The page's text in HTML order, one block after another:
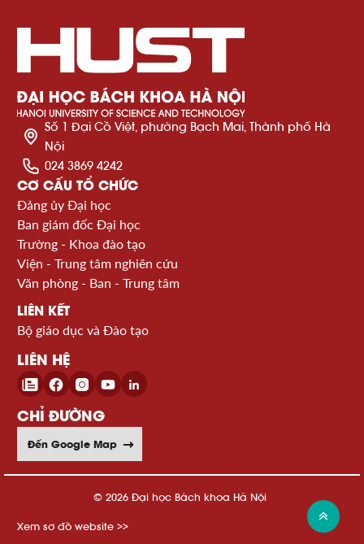
Số 1 Đại Cồ Việt, phường Bạch Mai, Thành phố Hà
Nội
024 3869 4242
CƠ CẤU TỔ CHỨC
Đảng ủy Đại học
Ban giám đốc Đại học
Trường - Khoa đào tạo
Viện - Trung tâm nghiên cứu
Văn phòng - Ban - Trung tâm
LIÊN KẾT
Bộ giáo dục và Đào tạo
LIÊN HỆ
CHỈ ĐƯỜNG
Đến Google Map
© 2026 Đại học Bách khoa Hà Nội
Xem sơ đồ website >>